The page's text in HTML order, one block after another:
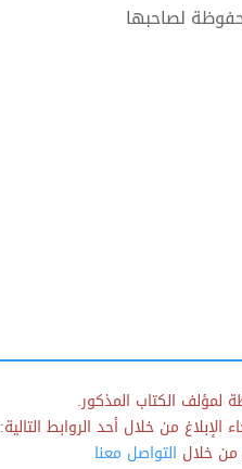
لصاحبها
لمؤلف الكتاب المذكور.
من خلال أحد الروابط التالية:
من خلال التواصل معنا